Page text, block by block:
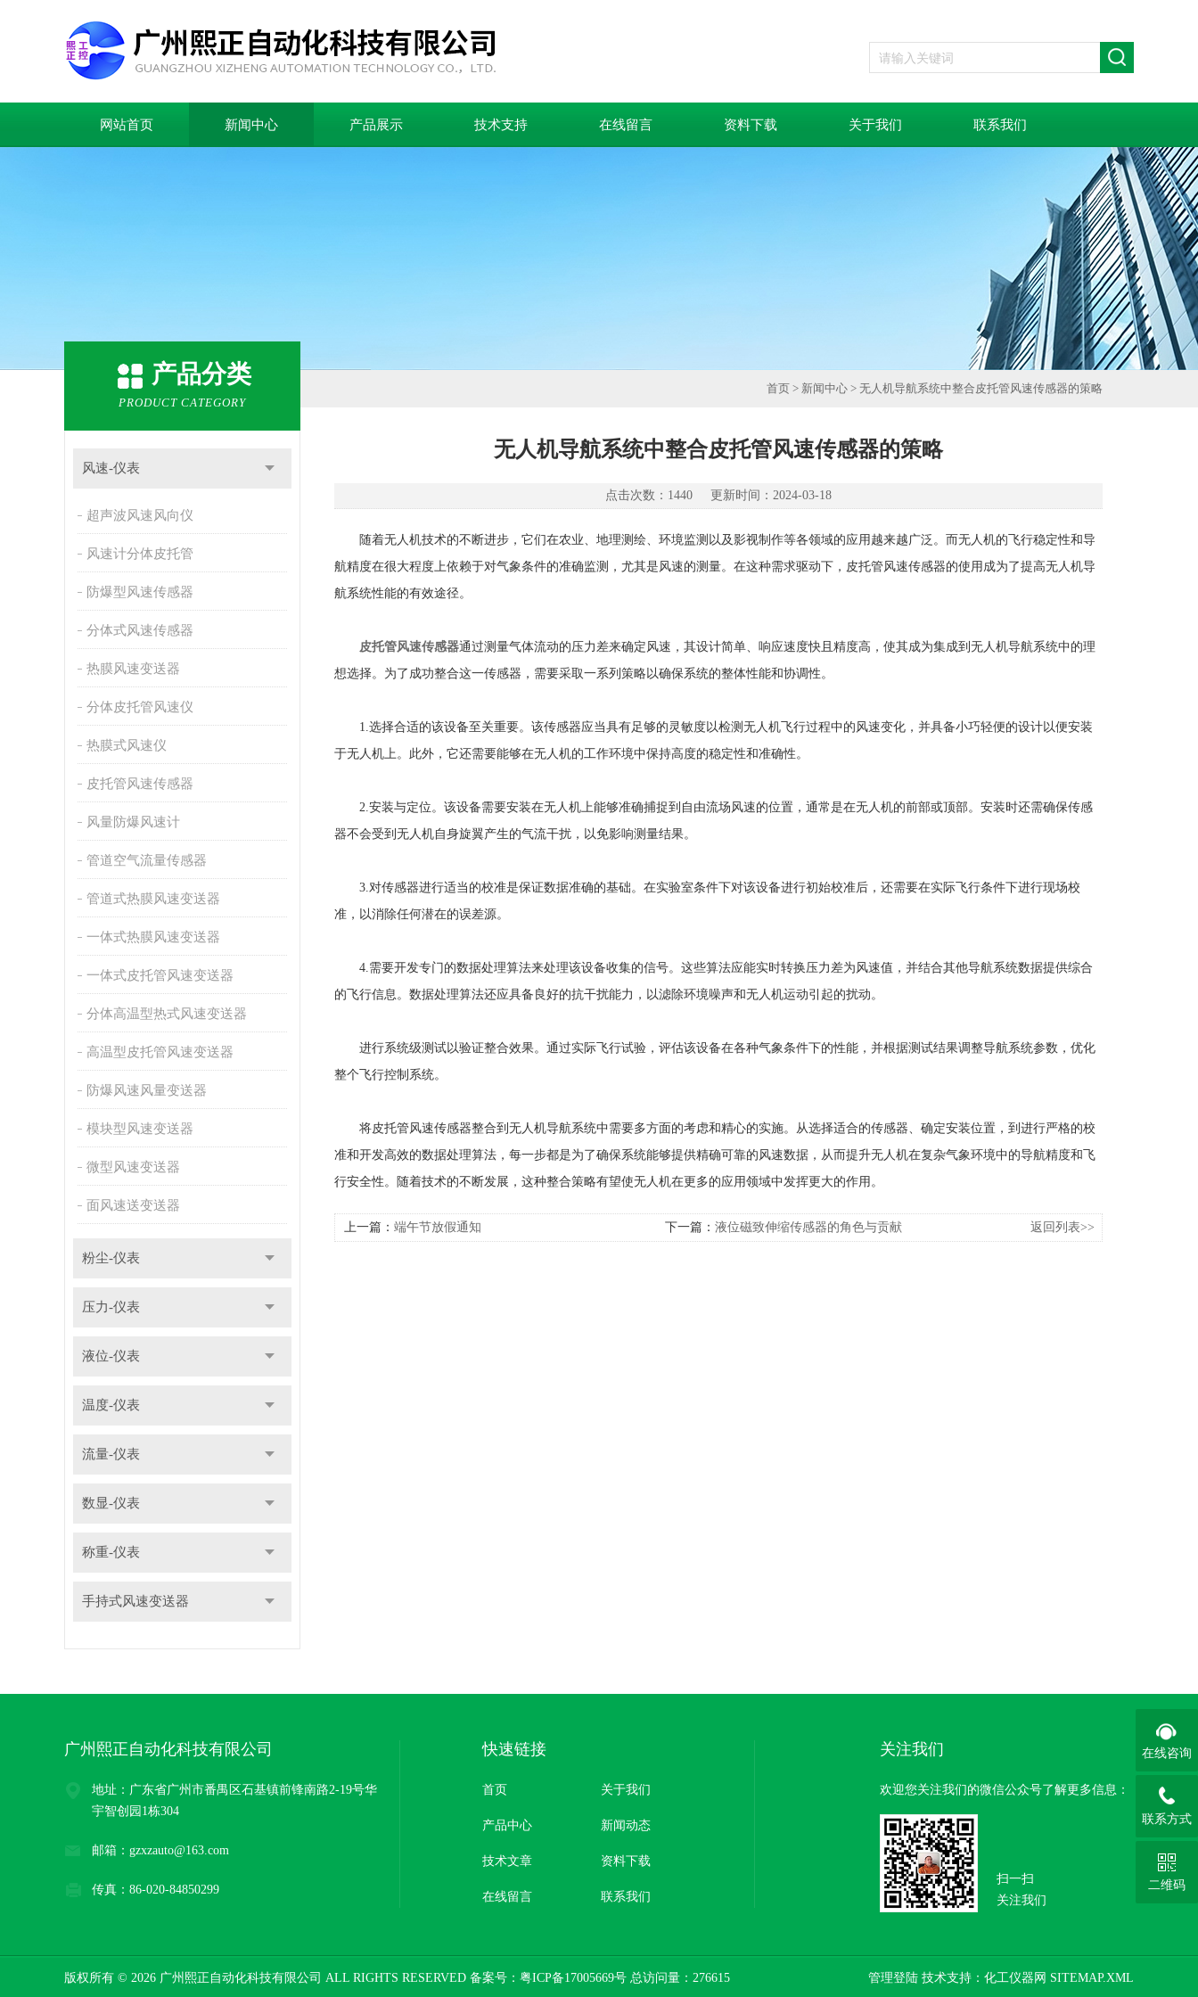
网站首页 新闻中心 产品展示 技术支持 在线留言 资料下载 关于我们 联系我们
产品分类
PRODUCT CATEGORY
风速-仪表
超声波风速风向仪
风速计分体皮托管
防爆型风速传感器
分体式风速传感器
热膜风速变送器
分体皮托管风速仪
热膜式风速仪
皮托管风速传感器
风量防爆风速计
管道空气流量传感器
管道式热膜风速变送器
一体式热膜风速变送器
一体式皮托管风速变送器
分体高温型热式风速变送器
高温型皮托管风速变送器
防爆风速风量变送器
模块型风速变送器
微型风速变送器
面风速送变送器
粉尘-仪表
压力-仪表
液位-仪表
温度-仪表
流量-仪表
数显-仪表
称重-仪表
手持式风速变送器
首页 > 新闻中心 > 无人机导航系统中整合皮托管风速传感器的策略
无人机导航系统中整合皮托管风速传感器的策略
点击次数：1440 更新时间：2024-03-18
随着无人机技术的不断进步，它们在农业、地理测绘、环境监测以及影视制作等各领域的应用越来越广泛。而无人机的飞行稳定性和导
航精度在很大程度上依赖于对气象条件的准确监测，尤其是风速的测量。在这种需求驱动下，皮托管风速传感器的使用成为了提高无人机导
航系统性能的有效途径。
皮托管风速传感器通过测量气体流动的压力差来确定风速，其设计简单、响应速度快且精度高，使其成为集成到无人机导航系统中的理
想选择。为了成功整合这一传感器，需要采取一系列策略以确保系统的整体性能和协调性。
1.选择合适的该设备至关重要。该传感器应当具有足够的灵敏度以检测无人机飞行过程中的风速变化，并具备小巧轻便的设计以便安装
于无人机上。此外，它还需要能够在无人机的工作环境中保持高度的稳定性和准确性。
2.安装与定位。该设备需要安装在无人机上能够准确捕捉到自由流场风速的位置，通常是在无人机的前部或顶部。安装时还需确保传感
器不会受到无人机自身旋翼产生的气流干扰，以免影响测量结果。
3.对传感器进行适当的校准是保证数据准确的基础。在实验室条件下对该设备进行初始校准后，还需要在实际飞行条件下进行现场校
准，以消除任何潜在的误差源。
4.需要开发专门的数据处理算法来处理该设备收集的信号。这些算法应能实时转换压力差为风速值，并结合其他导航系统数据提供综合
的飞行信息。数据处理算法还应具备良好的抗干扰能力，以滤除环境噪声和无人机运动引起的扰动。
进行系统级测试以验证整合效果。通过实际飞行试验，评估该设备在各种气象条件下的性能，并根据测试结果调整导航系统参数，优化
整个飞行控制系统。
将皮托管风速传感器整合到无人机导航系统中需要多方面的考虑和精心的实施。从选择适合的传感器、确定安装位置，到进行严格的校
准和开发高效的数据处理算法，每一步都是为了确保系统能够提供精确可靠的风速数据，从而提升无人机在复杂气象环境中的导航精度和飞
行安全性。随着技术的不断发展，这种整合策略有望使无人机在更多的应用领域中发挥更大的作用。
上一篇： 端午节放假通知 下一篇： 液位磁致伸缩传感器的角色与贡献 返回列表>>
广州熙正自动化科技有限公司
地址：广东省广州市番禺区石基镇前锋南路2-19号华
宇智创园1栋304
邮箱：gzxzauto@163.com
传真：86-020-84850299
快速链接
首页 关于我们
产品中心 新闻动态
技术文章 资料下载
在线留言 联系我们
关注我们
欢迎您关注我们的微信公众号了解更多信息：
扫一扫
关注我们
版权所有 © 2026 广州熙正自动化科技有限公司 ALL RIGHTS RESERVED 备案号： 粤ICP备17005669号 总访问量：276615 管理登陆 技术支持： 化工仪器网 SITEMAP.XML
在线咨询
联系方式
二维码